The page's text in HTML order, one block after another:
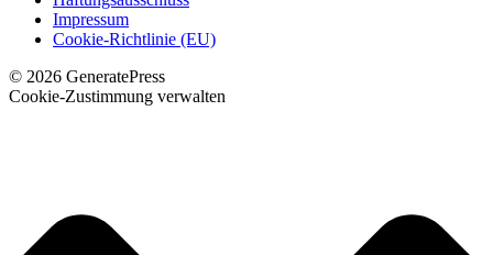
Impressum
Cookie-Richtlinie (EU)
© 2026 GeneratePress
Cookie-Zustimmung verwalten